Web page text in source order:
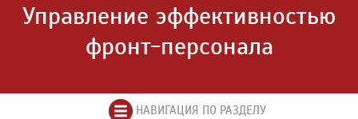
Управление эффективностью
фронт-персонала
НАВИГАЦИЯ ПО РАЗДЕЛУ